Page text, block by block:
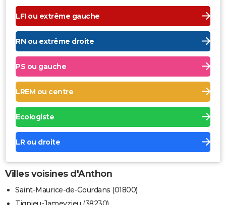
LFI ou extrême gauche
RN ou extrême droite
PS ou gauche
LREM ou centre
Ecologiste
LR ou droite
Villes voisines d'Anthon
Saint-Maurice-de-Gourdans (01800)